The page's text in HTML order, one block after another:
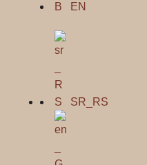
EN
SR_RS